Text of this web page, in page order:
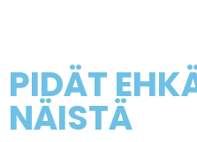
PIDÄT
NÄISTÄ